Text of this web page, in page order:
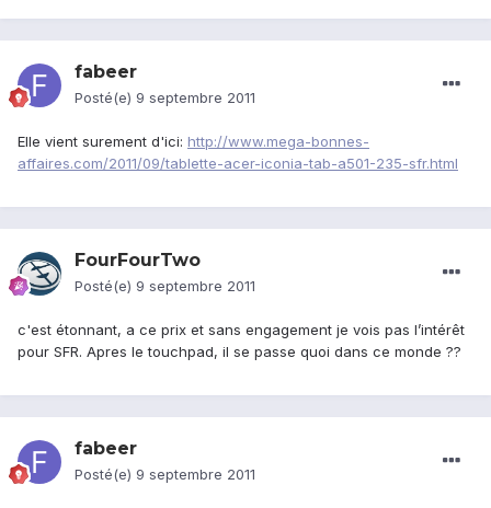
fabeer
Posté(e) 9 septembre 2011
Elle vient surement d'ici: http://www.mega-bonnes-
affaires.com/2011/09/tablette-acer-iconia-tab-a501-235-sfr.html
FourFourTwo
Posté(e) 9 septembre 2011
c'est étonnant, a ce prix et sans engagement je vois pas l’intérêt
pour SFR. Apres le touchpad, il se passe quoi dans ce monde ??
fabeer
Posté(e) 9 septembre 2011